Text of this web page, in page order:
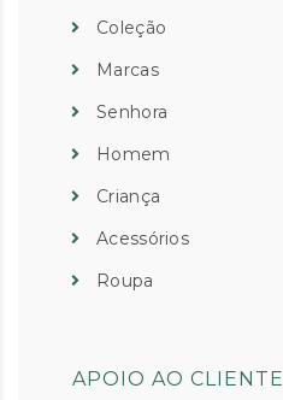
Coleção
Marcas
Senhora
Homem
Criança
Acessórios
Roupa
APOIO AO CLIENTE